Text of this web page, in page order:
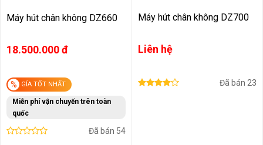
Máy hút chân không DZ660
18.500.000 đ
% GÍA TỐT NHẤT
Miễn phí vận chuyến trên toàn
quốc
Đã bán 54
Máy hút chân không DZ700
Liên hệ
Đã bán 23